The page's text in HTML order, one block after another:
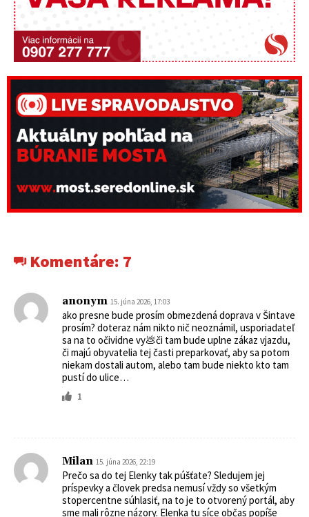
Komentáre: 7
anonym 15. júna 2026, 17:03
ako presne bude prosím obmezdená doprava v Šintave
prosím? doteraz nám nikto nič neoznámil, usporiadateľ
sa na to očividne vy💩či tam bude uplne zákaz vjazdu,
či majú obyvatelia tej časti preparkovať, aby sa potom
niekam dostali autom, alebo tam bude niekto kto tam
pustí do ulice…
1
Milan 15. júna 2026, 22:19
Prečo sa do tej Elenky tak púšťate? Sledujem jej
príspevky a človek predsa nemusí vždy so všetkým
stopercentne súhlasiť, na to je to otvorený portál, aby
sme mali rôzne názory. Elenka tu síce občas popíše